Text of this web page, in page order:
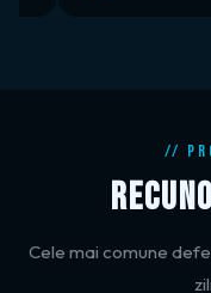
//
Cele mai comune